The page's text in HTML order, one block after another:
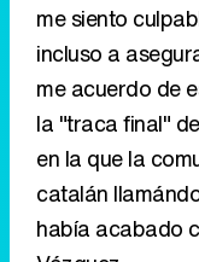
me siento
incluso a
me acuerdo de
la "traca final"
en la que la
catalán
había acabado